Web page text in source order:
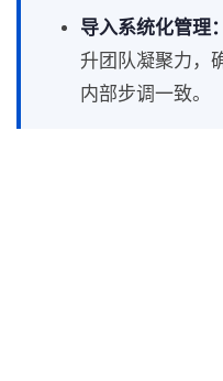
导入系统化管理：
升团队凝聚力，
内部步调一致。